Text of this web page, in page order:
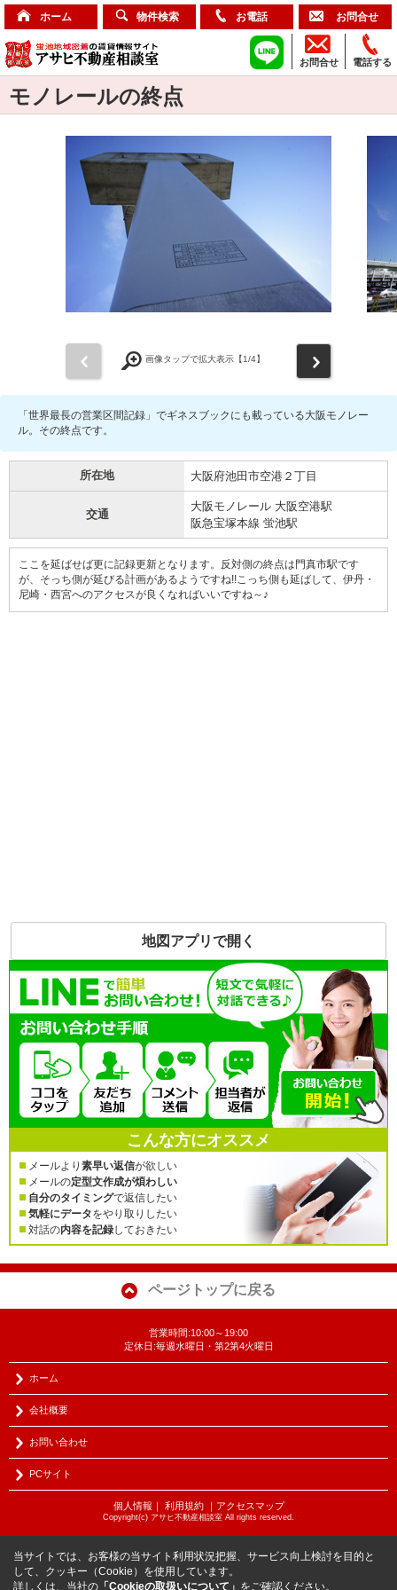
ホーム 物件検索 お電話 お問合せ
電話する
お問合せ
モノレールの終点
画像タップで拡大表示【1/4】
「世界最長の営業区間記録」でギネスブックにも載っている大阪モノレー
ル。その終点です。
所在地 大阪府池田市空港２丁目
交通
大阪モノレール 大阪空港駅
阪急宝塚本線 蛍池駅
ここを延ばせば更に記録更新となります。反対側の終点は門真市駅です
が、そっち側が延びる計画があるようですね!!こっち側も延ばして、伊丹・
尼崎・西宮へのアクセスが良くなればいいですね～♪
地図アプリで開く
こんな方にオススメ
メールより 素早い返信が欲しい
メールの定型文作成が煩わしい
自分のタイミングで返信したい
気軽にデータをやり取りしたい
対話の内容を記録しておきたい
ページトップに戻る
営業時間:10:00～19:00
定休日:毎週水曜日・第2第4火曜日
ホーム
会社概要
お問い合わせ
PCサイト
個人情報 ｜ 利用規約｜ アクセスマップ
Copyright(c) アサヒ不動産相談室 All rights reserved.
当サイトでは、お客様の当サイト利用状況把握、サービス向上検討を目的と
して、クッキー（Cookie）を使用しています。
詳しくは、当社の 「Cookieの取扱いについて」 をご確認ください。